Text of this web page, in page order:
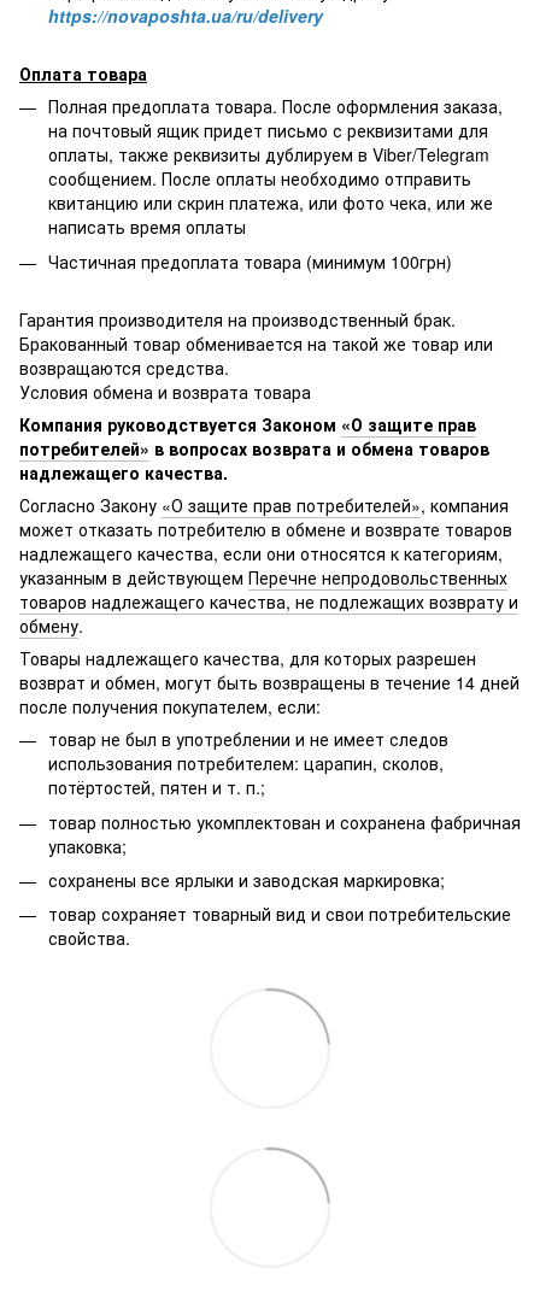
https://novaposhta.ua/ru/delivery
Оплата товара
Полная предоплата товара. После оформления заказа,
на почтовый ящик придет письмо с реквизитами для
оплаты, также реквизиты дублируем в Viber/Telegram
сообщением. После оплаты необходимо отправить
квитанцию или скрин платежа, или фото чека, или же
написать время оплаты
Частичная предоплата товара (минимум 100грн)
Гарантия производителя на производственный брак.
Бракованный товар обменивается на такой же товар или
возвращаются средства.
Условия обмена и возврата товара
Компания руководствуется Законом «О защите прав
потребителей» в вопросах возврата и обмена товаров
надлежащего качества.
Согласно Закону «О защите прав потребителей», компания
может отказать потребителю в обмене и возврате товаров
надлежащего качества, если они относятся к категориям,
указанным в действующем Перечне непродовольственных
товаров надлежащего качества, не подлежащих возврату и
обмену.
Товары надлежащего качества, для которых разрешен
возврат и обмен, могут быть возвращены в течение 14 дней
после получения покупателем, если:
товар не был в употреблении и не имеет следов
использования потребителем: царапин, сколов,
потёртостей, пятен и т. п.;
товар полностью укомплектован и сохранена фабричная
упаковка;
сохранены все ярлыки и заводская маркировка;
товар сохраняет товарный вид и свои потребительские
свойства.